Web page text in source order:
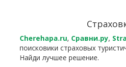
Cherehapa.ru, Сравни.ру,
поисковики страховых
Найди лучшее решение.